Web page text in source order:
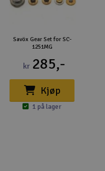
Savöx Gear Set for SC-
1251MG
kr 285,-
Kjøp
1 på lager